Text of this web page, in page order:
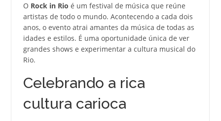
O Rock in Rio é um festival de música que reúne
artistas de todo o mundo. Acontecendo a cada dois
anos, o evento atrai amantes da música de todas as
idades e estilos. É uma oportunidade única de ver
grandes shows e experimentar a cultura musical do
Rio.
Celebrando a rica
cultura carioca